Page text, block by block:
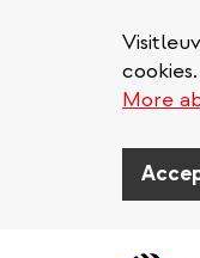
cookies.
More